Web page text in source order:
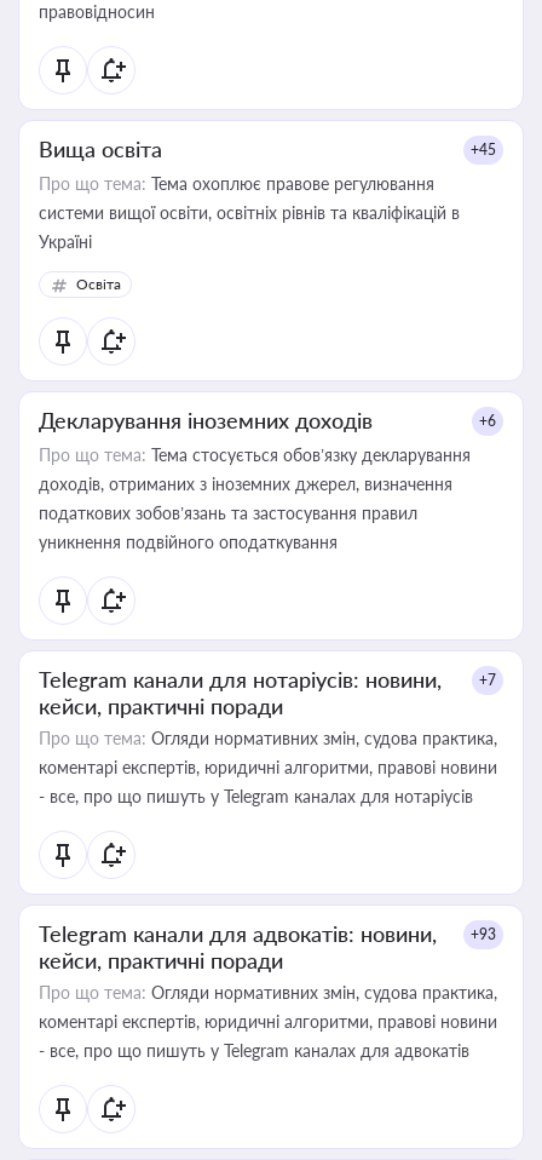
правовідносин
Вища освіта +45
Про що тема: Тема охоплює правове регулювання
системи вищої освіти, освітніх рівнів та кваліфікацій в
Україні
Освіта
Декларування іноземних доходів +6
Про що тема: Тема стосується обов’язку декларування
доходів, отриманих з іноземних джерел, визначення
податкових зобов’язань та застосування правил
уникнення подвійного оподаткування
Telegram канали для нотаріусів: новини,
кейси, практичні поради
+7
Про що тема: Огляди нормативних змін, судова практика,
коментарі експертів, юридичні алгоритми, правові новини
- все, про що пишуть у Telegram каналах для нотаріусів
Telegram канали для адвокатів: новини,
кейси, практичні поради
+93
Про що тема: Огляди нормативних змін, судова практика,
коментарі експертів, юридичні алгоритми, правові новини
- все, про що пишуть у Telegram каналах для адвокатів